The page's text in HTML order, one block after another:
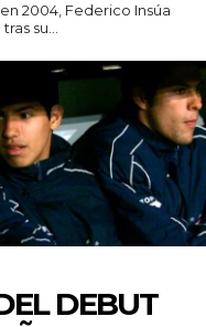
2004, Federico Insúa
su...
DEBUT